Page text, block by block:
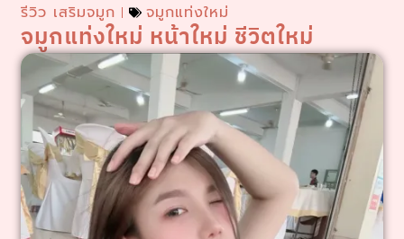
รีวิว เสริมจมูก จมูกแท่งใหม่
จมูกแท่งใหม่ หน้าใหม่ ชีวิตใหม่